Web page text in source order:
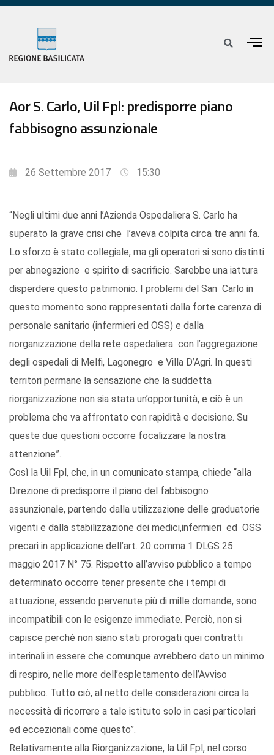
Aor S. Carlo, Uil Fpl: predisporre piano
fabbisogno assunzionale
26 Settembre 2017 15:30
“Negli ultimi due anni l’Azienda Ospedaliera S. Carlo ha
superato la grave crisi che l’aveva colpita circa tre anni fa.
Lo sforzo è stato collegiale, ma gli operatori si sono distinti
per abnegazione e spirito di sacrificio. Sarebbe una iattura
disperdere questo patrimonio. I problemi del San Carlo in
questo momento sono rappresentati dalla forte carenza di
personale sanitario (infermieri ed OSS) e dalla
riorganizzazione della rete ospedaliera con l’aggregazione
degli ospedali di Melfi, Lagonegro e Villa D’Agri. In questi
territori permane la sensazione che la suddetta
riorganizzazione non sia stata un’opportunità, e ciò è un
problema che va affrontato con rapidità e decisione. Su
queste due questioni occorre focalizzare la nostra
attenzione”.
Così la Uil Fpl, che, in un comunicato stampa, chiede “alla
Direzione di predisporre il piano del fabbisogno
assunzionale, partendo dalla utilizzazione delle graduatorie
vigenti e dalla stabilizzazione dei medici,infermieri ed OSS
precari in applicazione dell’art. 20 comma 1 DLGS 25
maggio 2017 N° 75. Rispetto all’avviso pubblico a tempo
determinato occorre tener presente che i tempi di
attuazione, essendo pervenute più di mille domande, sono
incompatibili con le esigenze immediate. Perciò, non si
capisce perchè non siano stati prorogati quei contratti
interinali in essere che comunque avrebbero dato un minimo
di respiro, nelle more dell’espletamento dell’Avviso
pubblico. Tutto ciò, al netto delle considerazioni circa la
necessità di ricorrere a tale istituto solo in casi particolari
ed eccezionali come questo”.
Relativamente alla Riorganizzazione, la Uil Fpl, nel corso